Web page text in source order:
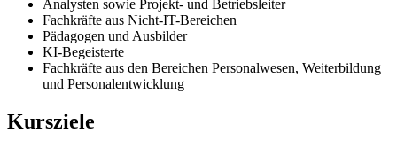
Analysten sowie Projekt- und Betriebsleiter
Fachkräfte aus Nicht-IT-Bereichen
Pädagogen und Ausbilder
KI-Begeisterte
Fachkräfte aus den Bereichen Personalwesen, Weiterbildung
und Personalentwicklung
Kursziele